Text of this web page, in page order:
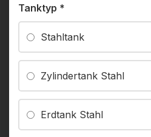
Tanktyp *
Stahltank
Zylindertank Stahl
Erdtank Stahl